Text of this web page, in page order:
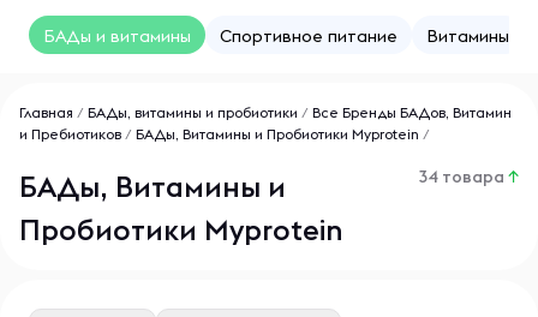
БАДы и витамины Спортивное питание Витамины
Главная / БАДы, витамины и пробиотики / Все Бренды БАДов, Витамин
и Пребиотиков / БАДы, Витамины и Пробиотики Myprotein /
БАДы, Витамины и
Пробиотики Myprotein
34 товара ↑